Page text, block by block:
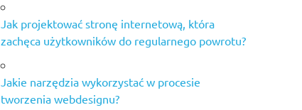
Jak projektować stronę internetową, która
zachęca użytkowników do regularnego powrotu?
Jakie narzędzia wykorzystać w procesie
tworzenia webdesignu?